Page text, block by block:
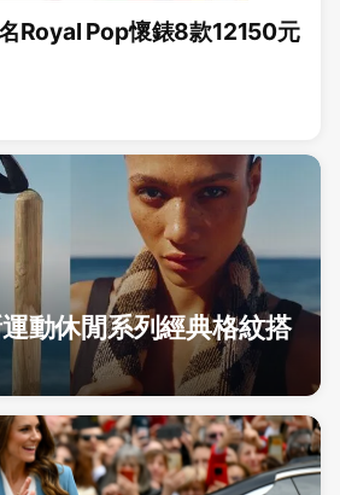
Royal Pop懷錶8款12150元
動休閒系列經典格紋搭